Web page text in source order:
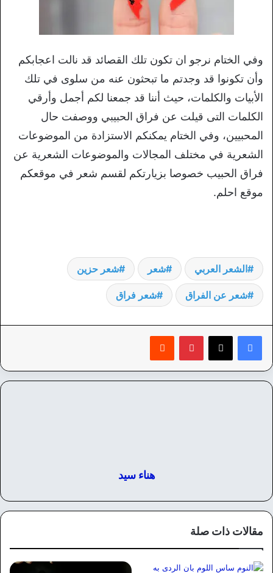
وفي الختام نرجو ان تكون تلك القصائد قد نالت اعجابكم
وأن تكونوا قد وجدتم ما تبحثون عنه من سلوى في تلك
الأبيات والكلمات، حيث أننا قد جمعنا لكم أجمل وأرقي
الكلمات التى قيلت عن فراق الحبيبي ووصفت حال
المحبيين، وفي الختام يمكنكم الاستزادة من الموضوعات
الشعرية في مختلف المجالات والموضوعات الشعرية عن
فراق الحبيب خصوصا بزيارتكم لقسم شعر في موقعكم
موقع احلم.
الشعر العربي شعر شعر حزين
شعر عن الفراق شعر فراق
بينتيريست
هناء سيد
مقالات ذات صلة